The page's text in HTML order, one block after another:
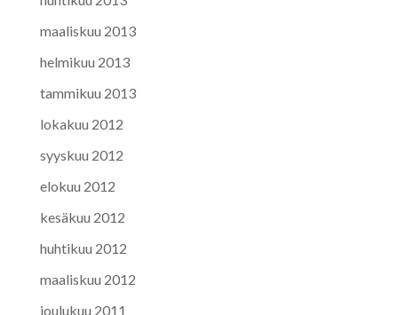
maaliskuu 2013
helmikuu 2013
tammikuu 2013
lokakuu 2012
syyskuu 2012
elokuu 2012
kesäkuu 2012
huhtikuu 2012
maaliskuu 2012
joulukuu 2011